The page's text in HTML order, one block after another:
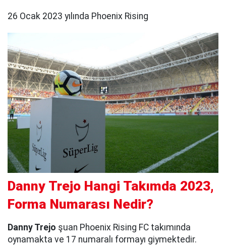
26 Ocak 2023 yılında Phoenix Rising
Danny Trejo Hangi Takımda 2023,
Forma Numarası Nedir?
Danny Trejo şuan Phoenix Rising FC takımında
oynamakta ve 17 numaralı formayı giymektedir.